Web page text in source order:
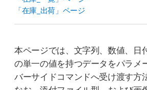
「在庫_出荷」ページ
本ページでは、文字列、数値、日
の単一の値を持つデータをパラメ
バーサイドコマンドへ受け渡す方